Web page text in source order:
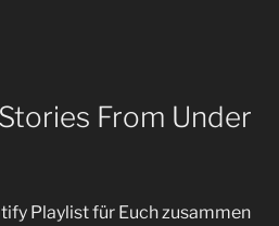
From Under
Playlist für Euch zusammen